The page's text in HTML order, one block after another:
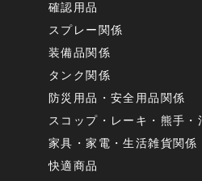
確認用品
スプレー関係
装備品関係
タンク関係
防災用品・安全用品関係
スコップ・レーキ・熊手・
家具・家電・生活雑貨関係
快適商品